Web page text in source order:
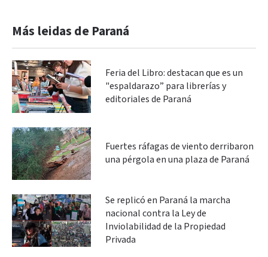
Más leidas de Paraná
Feria del Libro: destacan que es un
"espaldarazo” para librerías y
editoriales de Paraná
Fuertes ráfagas de viento derribaron
una pérgola en una plaza de Paraná
Se replicó en Paraná la marcha
nacional contra la Ley de
Inviolabilidad de la Propiedad
Privada